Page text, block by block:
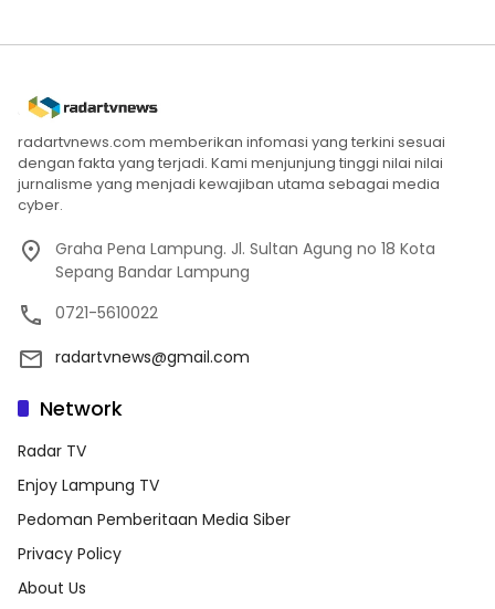
radartvnews.com memberikan infomasi yang terkini sesuai
dengan fakta yang terjadi. Kami menjunjung tinggi nilai nilai
jurnalisme yang menjadi kewajiban utama sebagai media
cyber.
Graha Pena Lampung. Jl. Sultan Agung no 18 Kota
Sepang Bandar Lampung
0721-5610022
radartvnews@gmail.com
Network
Radar TV
Enjoy Lampung TV
Pedoman Pemberitaan Media Siber
Privacy Policy
About Us